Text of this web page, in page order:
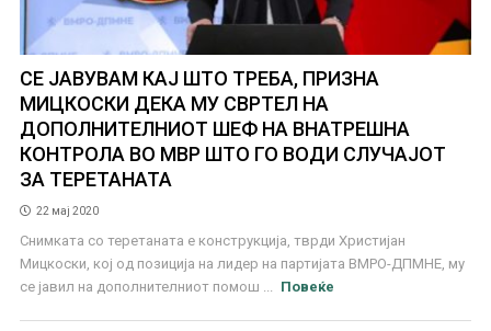
СЕ ЈАВУВАМ КАЈ ШТО ТРЕБА, ПРИЗНА
МИЦКОСКИ ДЕКА МУ СВРТЕЛ НА
ДОПОЛНИТЕЛНИОТ ШЕФ НА ВНАТРЕШНА
КОНТРОЛА ВО МВР ШТО ГО ВОДИ СЛУЧАЈОТ
ЗА ТЕРЕТАНАТА
22 мај 2020
Снимката со теретаната е конструкција, тврди Христијан
Мицкоски, кој од позиција на лидер на партијата ВМРО-ДПМНЕ, му
се јавил на дополнителниот помош ...
Повеќе